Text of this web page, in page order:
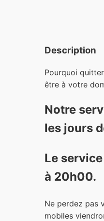
Description
Pourquoi
être à votre
Notre
les jours
Le
à 20h00.
Ne perdez pas
mobiles